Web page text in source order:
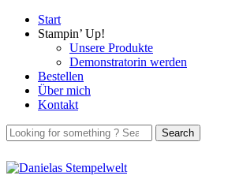
Start
Stampin’ Up!
Unsere Produkte
Demonstratorin werden
Bestellen
Über mich
Kontakt